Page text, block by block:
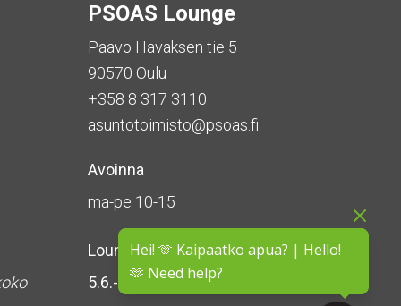
Hei! 🫶 Kaipaatko apua? | Hello!
🫶 Need help?
PSOAS Lounge
Paavo Havaksen tie 5
90570 Oulu
+358 8 317 3110
asuntotoimisto@psoas.fi
Avoinna
ma-pe 10-15
Lounge onsuljettu kesän ajan
5.6.-16.8.2026